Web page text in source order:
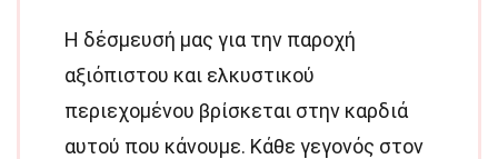
Η δέσμευσή μας για την παροχή
αξιόπιστου και ελκυστικού
περιεχομένου βρίσκεται στην καρδιά
αυτού που κάνουμε. Κάθε γεγονός στον